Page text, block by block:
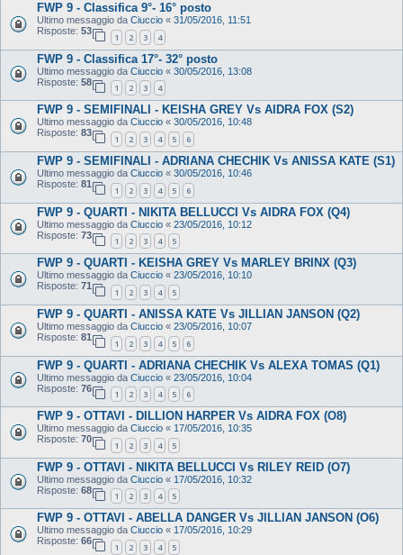
FWP 9 - Classifica 9°- 16° posto
Ultimo messaggio da Ciuccio « 31/05/2016, 11:51
Risposte: 53
1 2 3 4
FWP 9 - Classifica 17°- 32° posto
Ultimo messaggio da Ciuccio « 30/05/2016, 13:08
Risposte: 58
1 2 3 4
FWP 9 - SEMIFINALI - KEISHA GREY Vs AIDRA FOX (S2)
Ultimo messaggio da Ciuccio « 30/05/2016, 10:48
Risposte: 83
1 2 3 4 5 6
FWP 9 - SEMIFINALI - ADRIANA CHECHIK Vs ANISSA KATE (S1)
Ultimo messaggio da Ciuccio « 30/05/2016, 10:46
Risposte: 81
1 2 3 4 5 6
FWP 9 - QUARTI - NIKITA BELLUCCI Vs AIDRA FOX (Q4)
Ultimo messaggio da Ciuccio « 23/05/2016, 10:12
Risposte: 73
1 2 3 4 5
FWP 9 - QUARTI - KEISHA GREY Vs MARLEY BRINX (Q3)
Ultimo messaggio da Ciuccio « 23/05/2016, 10:10
Risposte: 71
1 2 3 4 5
FWP 9 - QUARTI - ANISSA KATE Vs JILLIAN JANSON (Q2)
Ultimo messaggio da Ciuccio « 23/05/2016, 10:07
Risposte: 81
1 2 3 4 5 6
FWP 9 - QUARTI - ADRIANA CHECHIK Vs ALEXA TOMAS (Q1)
Ultimo messaggio da Ciuccio « 23/05/2016, 10:04
Risposte: 76
1 2 3 4 5 6
FWP 9 - OTTAVI - DILLION HARPER Vs AIDRA FOX (O8)
Ultimo messaggio da Ciuccio « 17/05/2016, 10:35
Risposte: 70
1 2 3 4 5
FWP 9 - OTTAVI - NIKITA BELLUCCI Vs RILEY REID (O7)
Ultimo messaggio da Ciuccio « 17/05/2016, 10:32
Risposte: 68
1 2 3 4 5
FWP 9 - OTTAVI - ABELLA DANGER Vs JILLIAN JANSON (O6)
Ultimo messaggio da Ciuccio « 17/05/2016, 10:29
Risposte: 66
1 2 3 4 5